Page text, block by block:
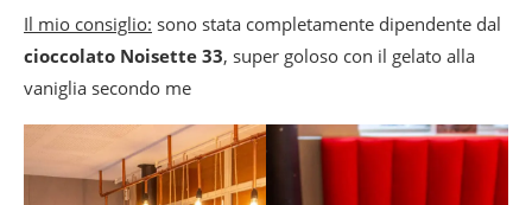
Il mio consiglio: sono stata completamente dipendente dal
cioccolato Noisette 33, super goloso con il gelato alla
vaniglia secondo me